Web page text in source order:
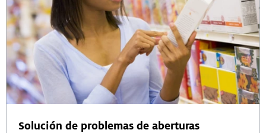
Solución de problemas de aberturas